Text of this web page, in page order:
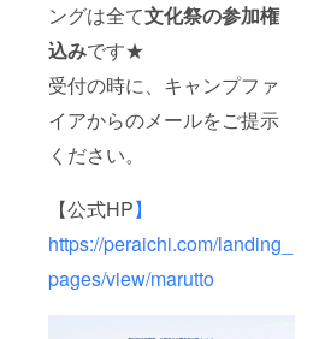
ングは全て文化祭の参加権
込みです★
受付の時に、キャンプファ
イアからのメールをご提示
ください。
【公式HP】
https://peraichi.com/landing_
pages/view/marutto